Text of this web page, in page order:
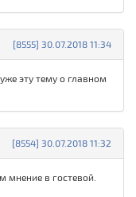
[8555] 30.07.2018 11:34
эту тему о главном
[8554] 30.07.2018 11:32
мнение в гостевой.